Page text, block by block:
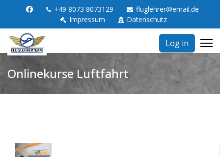
+49 8073 8073129
fluglehrer@email.de
Impressum
Datenschutz
Log in
Onlinekurse Luftfahrt